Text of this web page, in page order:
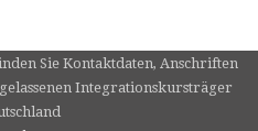
Sie Kontaktdaten, Anschriften
Integrationskursträger